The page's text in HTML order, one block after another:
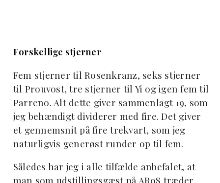
Forskellige stjerner
Fem stjerner til Rosenkranz, seks stjerner
til Prouvost, tre stjerner til Yi og igen fem til
Parreno. Alt dette giver sammenlagt 19, som
jeg behændigt dividerer med fire. Det giver
et gennemsnit på fire trekvart, som jeg
naturligvis generøst runder op til fem.
Således har jeg i alle tilfælde anbefalet, at
man som udstillingsgæst på ARoS træder